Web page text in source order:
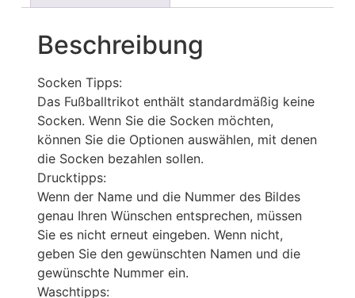
Beschreibung
Socken Tipps:
Das Fußballtrikot enthält standardmäßig keine
Socken. Wenn Sie die Socken möchten,
können Sie die Optionen auswählen, mit denen
die Socken bezahlen sollen.
Drucktipps:
Wenn der Name und die Nummer des Bildes
genau Ihren Wünschen entsprechen, müssen
Sie es nicht erneut eingeben. Wenn nicht,
geben Sie den gewünschten Namen und die
gewünschte Nummer ein.
Waschtipps: